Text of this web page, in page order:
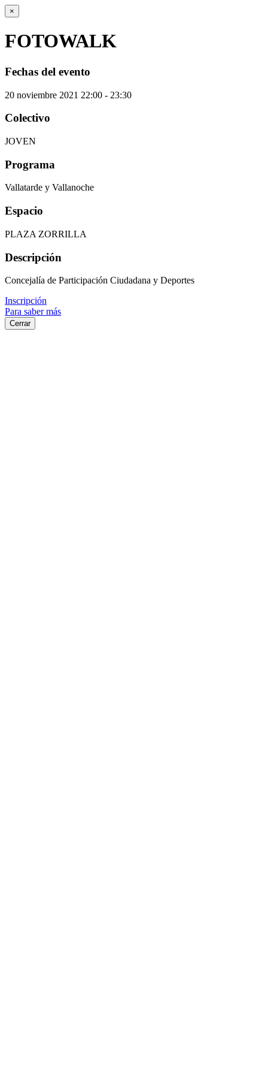
×
FOTOWALK
Fechas del evento
20 noviembre 2021 22:00 - 23:30
Colectivo
JOVEN
Programa
Vallatarde y Vallanoche
Espacio
PLAZA ZORRILLA
Descripción
Concejalía de Participación Ciudadana y Deportes
Inscripción
Para saber más
Cerrar